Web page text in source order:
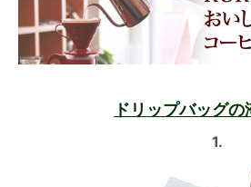
ドリップバッグの
1.